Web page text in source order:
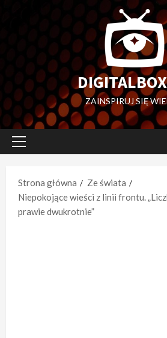
ZAINSPIRUJ SIĘ
Menu
Strona główna
Ze świata
Niepokojące wieści z linii frontu.
prawie dwukrotnie”